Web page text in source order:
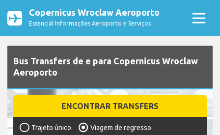
Copernicus Wroclaw Aeroporto
Essencial Informações Aeroporto e Serviços
Bus Transfers de e para Copernicus Wroclaw
Aeroporto
ENCONTRAR TRANSFERS
Trajeto único
Viagem de regresso